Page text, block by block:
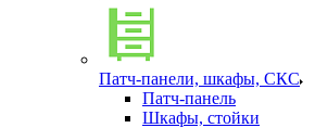
Патч-панели, шкафы, СКС
Патч-панель
Шкафы, стойки